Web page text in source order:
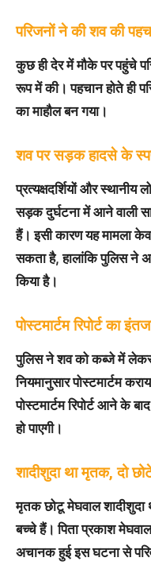
परिजनों ने की शव की
कुछ ही देर में मौके पर पहुंचे
रूप में की। पहचान होते ही
का माहौल बन गया।
शव पर सड़क हादसे के
प्रत्यक्षदर्शियों और स्थानीय
सड़क दुर्घटना में आने वाली
हैं। इसी कारण यह मामला
सकता है, हालांकि पुलिस ने
किया है।
पोस्टमार्टम रिपोर्ट का
पुलिस ने शव को कब्जे में लेकर
नियमानुसार पोस्टमार्टम
पोस्टमार्टम रिपोर्ट आने के
हो पाएगी।
शादीशुदा था मृतक, दो
मृतक छोटू मेघवाल शादीशुदा
बच्चे हैं। पिता प्रकाश
अचानक हुई इस घटना से